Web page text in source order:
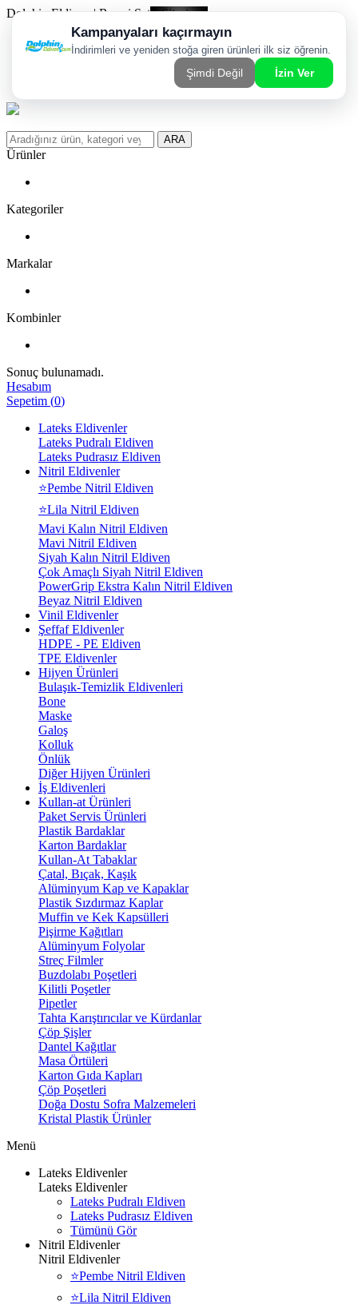
Dolphin Eldiven | Resmi Satış Sitesi
Kargom Nerede?
WhatsApp Sipariş Hattı
ARA
Ürünler
Kategoriler
Markalar
Kombinler
Sonuç bulunamadı.
Hesabım
Sepetim (0)
Lateks Eldivenler
Lateks Pudralı Eldiven
Lateks Pudrasız Eldiven
Nitril Eldivenler
⭐Pembe Nitril Eldiven
⭐Lila Nitril Eldiven
Mavi Kalın Nitril Eldiven
Mavi Nitril Eldiven
Siyah Kalın Nitril Eldiven
Çok Amaçlı Siyah Nitril Eldiven
PowerGrip Ekstra Kalın Nitril Eldiven
Beyaz Nitril Eldiven
Vinil Eldivenler
Şeffaf Eldivenler
HDPE - PE Eldiven
TPE Eldivenler
Hijyen Ürünleri
Bulaşık-Temizlik Eldivenleri
Bone
Maske
Galoş
Kolluk
Önlük
Diğer Hijyen Ürünleri
İş Eldivenleri
Kullan-at Ürünleri
Paket Servis Ürünleri
Plastik Bardaklar
Karton Bardaklar
Kullan-At Tabaklar
Çatal, Bıçak, Kaşık
Alüminyum Kap ve Kapaklar
Plastik Sızdırmaz Kaplar
Muffin ve Kek Kapsülleri
Pişirme Kağıtları
Alüminyum Folyolar
Streç Filmler
Buzdolabı Poşetleri
Kilitli Poşetler
Pipetler
Tahta Karıştırıcılar ve Kürdanlar
Çöp Şişler
Dantel Kağıtlar
Masa Örtüleri
Karton Gıda Kapları
Çöp Poşetleri
Doğa Dostu Sofra Malzemeleri
Kristal Plastik Ürünler
Menü
Lateks Eldivenler
Lateks Eldivenler
Lateks Pudralı Eldiven
Lateks Pudrasız Eldiven
Tümünü Gör
Nitril Eldivenler
Nitril Eldivenler
⭐Pembe Nitril Eldiven
⭐Lila Nitril Eldiven